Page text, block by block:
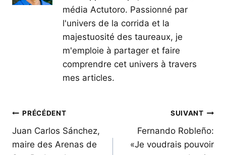
média Actutoro. Passionné par
l'univers de la corrida et la
majestuosité des taureaux, je
m'emploie à partager et faire
comprendre cet univers à travers
mes articles.
Navigation
de
l’article
PRÉCÉDENT
Juan Carlos Sánchez,
maire des Arenas de
SUIVANT
Fernando Robleño:
«Je voudrais pouvoir